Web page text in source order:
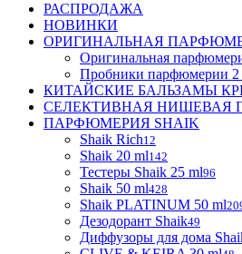
РАСПРОДАЖА
НОВИНКИ
ОРИГИНАЛЬНАЯ
Оригинальная
Пробники парфюмерии 2
КИТАЙСКИЕ БАЛЬЗАМЫ
СЕЛЕКТИВНАЯ НИШЕВАЯ
ПАРФЮМЕРИЯ SHAIK
Shaik Rich12
Shaik 20 ml142
Тестеры Shaik 25 ml96
Shaik 50 ml428
Shaik PLATINUM 50 ml
Дезодорант Shaik49
Диффузоры для дома